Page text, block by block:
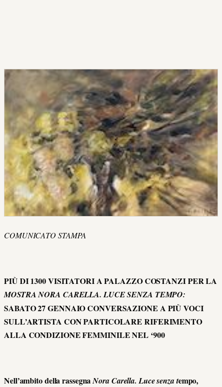
COMUNICATO STAMPA
PIÙ DI 1300 VISITATORI A PALAZZO COSTANZI PER LA
MOSTRA NORA CARELLA. LUCE SENZA TEMPO:
SABATO 27 GENNAIO CONVERSAZIONE A PIÙ VOCI
SULL’ARTISTA CON PARTICOLARE RIFERIMENTO
ALLA CONDIZIONE FEMMINILE NEL ‘900
Nell’ambito della rassegnaNora Carella. Luce senza tempo,